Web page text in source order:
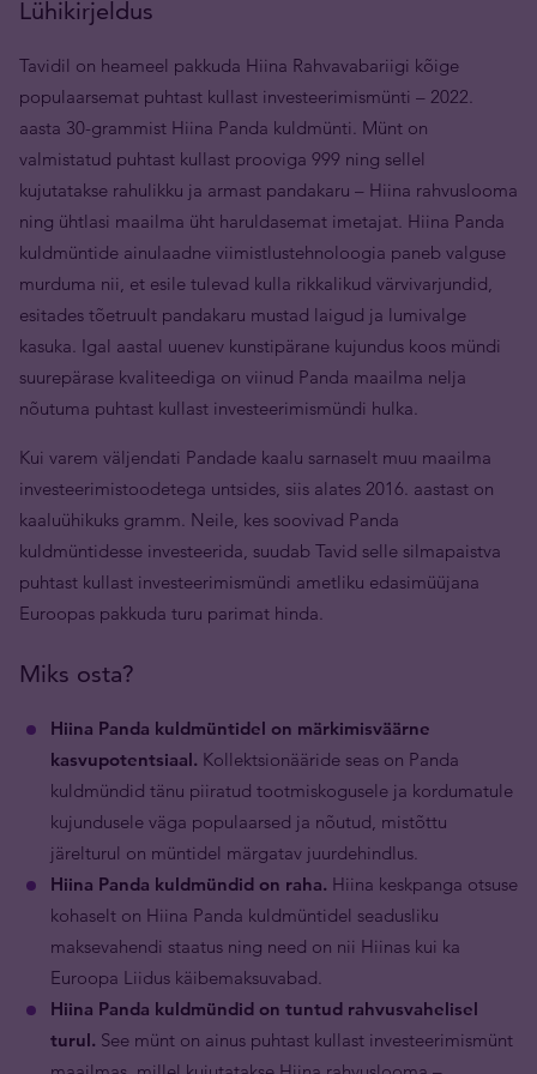
Lühikirjeldus
Tavidil on heameel pakkuda Hiina Rahvavabariigi kõige
populaarsemat puhtast kullast investeerimismünti – 2022.
aasta 30-grammist Hiina Panda kuldmünti. Münt on
valmistatud puhtast kullast prooviga 999 ning sellel
kujutatakse rahulikku ja armast pandakaru – Hiina rahvuslooma
ning ühtlasi maailma üht haruldasemat imetajat. Hiina Panda
kuldmüntide ainulaadne viimistlustehnoloogia paneb valguse
murduma nii, et esile tulevad kulla rikkalikud värvivarjundid,
esitades tõetruult pandakaru mustad laigud ja lumivalge
kasuka. Igal aastal uuenev kunstipärane kujundus koos mündi
suurepärase kvaliteediga on viinud Panda maailma nelja
nõutuma puhtast kullast investeerimismündi hulka.
Kui varem väljendati Pandade kaalu sarnaselt muu maailma
investeerimistoodetega untsides, siis alates 2016. aastast on
kaaluühikuks gramm. Neile, kes soovivad Panda
kuldmüntidesse investeerida, suudab Tavid selle silmapaistva
puhtast kullast investeerimismündi ametliku edasimüüjana
Euroopas pakkuda turu parimat hinda.
Miks osta?
Hiina Panda kuldmüntidel on märkimisväärne
kasvupotentsiaal. Kollektsionääride seas on Panda
kuldmündid tänu piiratud tootmiskogusele ja kordumatule
kujundusele väga populaarsed ja nõutud, mistõttu
järelturul on müntidel märgatav juurdehindlus.
Hiina Panda kuldmündid on raha. Hiina keskpanga otsuse
kohaselt on Hiina Panda kuldmüntidel seadusliku
maksevahendi staatus ning need on nii Hiinas kui ka
Euroopa Liidus käibemaksuvabad.
Hiina Panda kuldmündid on tuntud rahvusvahelisel
turul. See münt on ainus puhtast kullast investeerimismünt